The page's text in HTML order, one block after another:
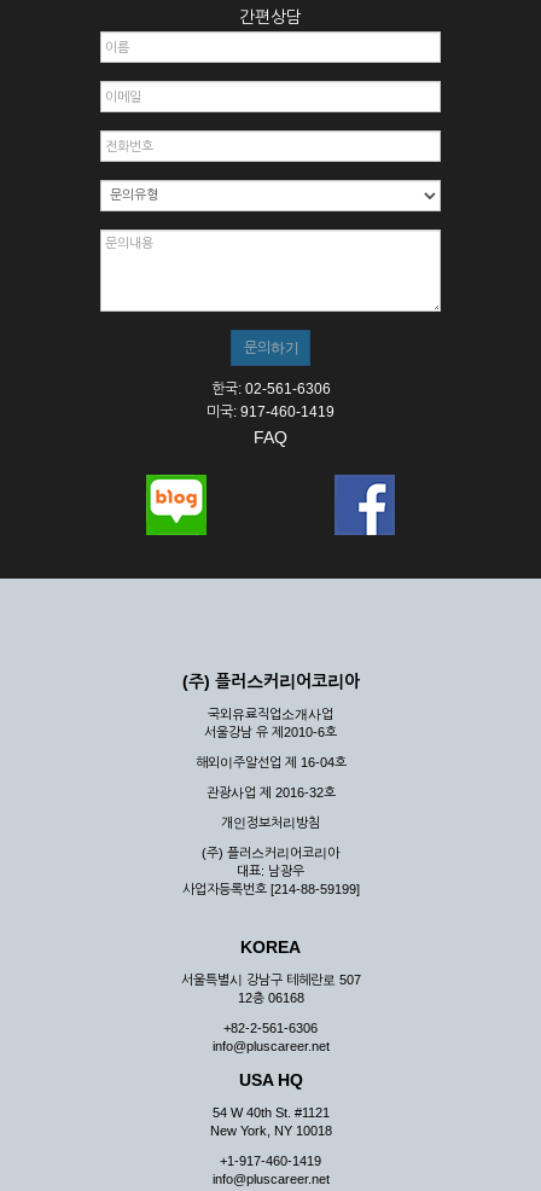
간편상담
한국: 02-561-6306
미국: 917-460-1419
FAQ
(주) 플러스커리어코리아
국외유료직업소개사업
서울강남 유 제2010-6호
해외이주알선업 제 16-04호
관광사업 제 2016-32호
개인정보처리방침
(주) 플러스커리어코리아
대표: 남광우
사업자등록번호 [214-88-59199]
KOREA
서울특별시 강남구 테헤란로 507
12층 06168
+82-2-561-6306
info@pluscareer.net
USA HQ
54 W 40th St. #1121
New York, NY 10018
+1-917-460-1419
info@pluscareer.net